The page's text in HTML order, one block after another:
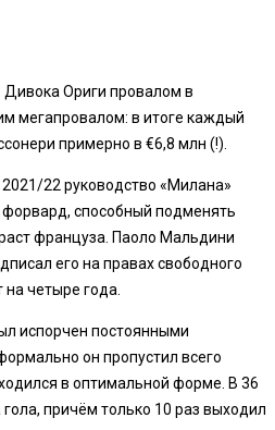
Дивока Ориги провалом в
мегапровалом: в итоге каждый
примерно в €6,8 млн (!).
22 руководство «Милана»
способный подменять
француза. Паоло Мальдини
его на правах свободного
четыре года.
испорчен постоянными
он пропустил всего
в оптимальной форме. В 36
причём только 10 раз выходил